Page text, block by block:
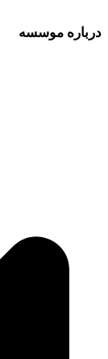
درباره موسسه